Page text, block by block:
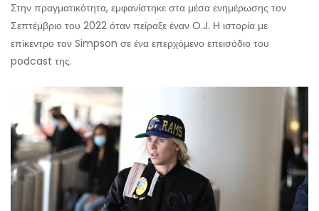
Στην πραγματικότητα, εμφανίστηκε στα μέσα ενημέρωσης τον
Σεπτέμβριο του 2022 όταν πείραξε έναν O.J. Η ιστορία με
επίκεντρο τον Simpson σε ένα επερχόμενο επεισόδιο του
podcast της.